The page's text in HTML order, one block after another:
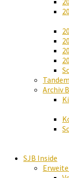
Archiv
SJB Inside